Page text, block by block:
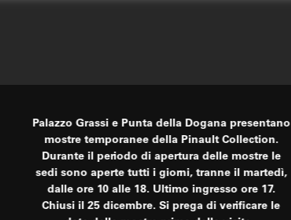
Palazzo Grassi e Punta della Dogana presentano
mostre temporanee della Pinault Collection.
Durante il periodo di apertura delle mostre le
sedi sono aperte tutti i giorni, tranne il martedì,
dalle ore 10 alle 18. Ultimo ingresso ore 17.
Chiusi il 25 dicembre. Si prega di verificare le